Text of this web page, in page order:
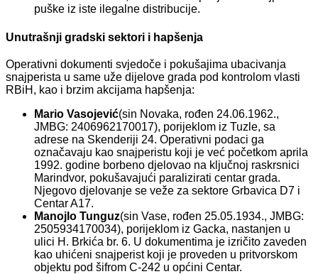
puške iz iste ilegalne distribucije.
Unutrašnji gradski sektori i hapšenja
Operativni dokumenti svjedoče i pokušajima ubacivanja
snajperista u same uže dijelove grada pod kontrolom vlasti
RBiH, kao i brzim akcijama hapšenja:
Mario Vasojević(sin Novaka, rođen 24.06.1962.,
JMBG: 2406962170017), porijeklom iz Tuzle, sa
adrese na Skenderiji 24. Operativni podaci ga
označavaju kao snajperistu koji je već početkom aprila
1992. godine borbeno djelovao na ključnoj raskrsnici
Marindvor, pokušavajući paralizirati centar grada.
Njegovo djelovanje se veže za sektore Grbavica D7 i
Centar A17.
Manojlo Tunguz(sin Vase, rođen 25.05.1934., JMBG:
2505934170034), porijeklom iz Gacka, nastanjen u
ulici H. Brkića br. 6. U dokumentima je izričito zaveden
kao uhićeni snajperist koji je proveden u pritvorskom
objektu pod šifrom C-242 u općini Centar.